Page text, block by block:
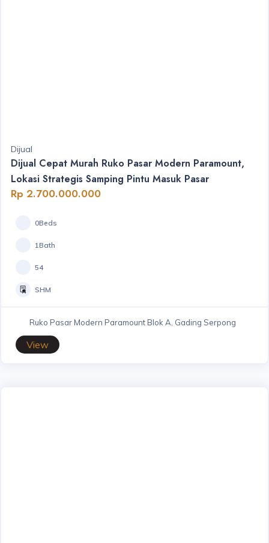
Dijual
Dijual Cepat Murah Ruko Pasar Modern Paramount,
Lokasi Strategis Samping Pintu Masuk Pasar
Rp 2.700.000.000
0Beds
1Bath
54
SHM
Ruko Pasar Modern Paramount Blok A, Gading Serpong
View